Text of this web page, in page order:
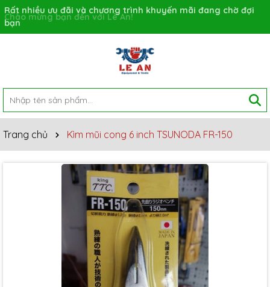
Rất nhiều ưu đãi và chương trình khuyến mãi đang chờ đợi
bạn
Trang chủ Kìm mũi cong 6 inch TSUNODA FR-150